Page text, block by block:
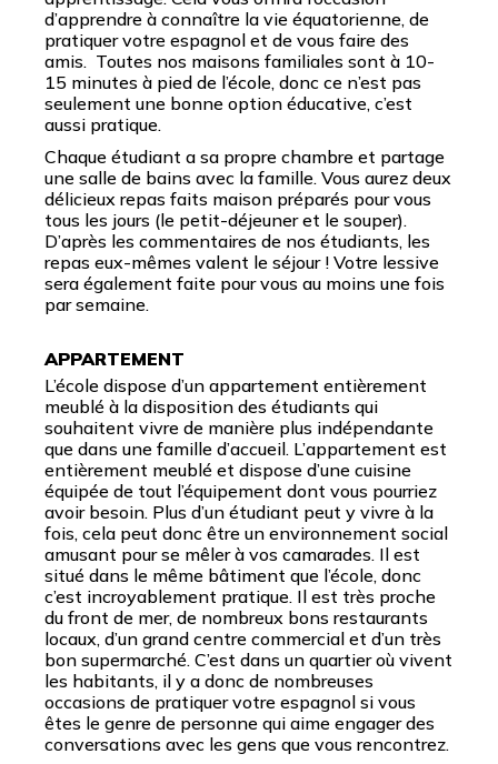
d’apprendre à connaître la vie équatorienne, de
pratiquer votre espagnol et de vous faire des
amis. Toutes nos maisons familiales sont à 10-
15 minutes à pied de l’école, donc ce n’est pas
seulement une bonne option éducative, c’est
aussi pratique.
Chaque étudiant a sa propre chambre et partage
une salle de bains avec la famille. Vous aurez deux
délicieux repas faits maison préparés pour vous
tous les jours (le petit-déjeuner et le souper).
D’après les commentaires de nos étudiants, les
repas eux-mêmes valent le séjour ! Votre lessive
sera également faite pour vous au moins une fois
par semaine.
APPARTEMENT
L’école dispose d’un appartement entièrement
meublé à la disposition des étudiants qui
souhaitent vivre de manière plus indépendante
que dans une famille d’accueil. L’appartement est
entièrement meublé et dispose d’une cuisine
équipée de tout l’équipement dont vous pourriez
avoir besoin. Plus d’un étudiant peut y vivre à la
fois, cela peut donc être un environnement social
amusant pour se mêler à vos camarades. Il est
situé dans le même bâtiment que l’école, donc
c’est incroyablement pratique. Il est très proche
du front de mer, de nombreux bons restaurants
locaux, d’un grand centre commercial et d’un très
bon supermarché. C’est dans un quartier où vivent
les habitants, il y a donc de nombreuses
occasions de pratiquer votre espagnol si vous
êtes le genre de personne qui aime engager des
conversations avec les gens que vous rencontrez.